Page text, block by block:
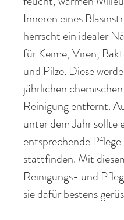
Inneren eines
herrscht ein idealer
für Keime, Viren,
und Pilze. Diese
jährlichen chemischen
Reinigung entfernt.
unter dem Jahr sollte
entsprechende Pflege
stattfinden. Mit
Reinigungs- und
sie dafür bestens